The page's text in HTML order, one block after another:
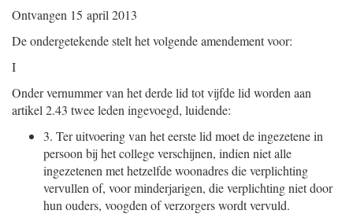
Ontvangen 15 april 2013
De ondergetekende stelt het volgende amendement voor:
I
Onder vernummer van het derde lid tot vijfde lid worden aan
artikel 2.43 twee leden ingevoegd, luidende:
3. Ter uitvoering van het eerste lid moet de ingezetene in
persoon bij het college verschijnen, indien niet alle
ingezetenen met hetzelfde woonadres die verplichting
vervullen of, voor minderjarigen, die verplichting niet door
hun ouders, voogden of verzorgers wordt vervuld.